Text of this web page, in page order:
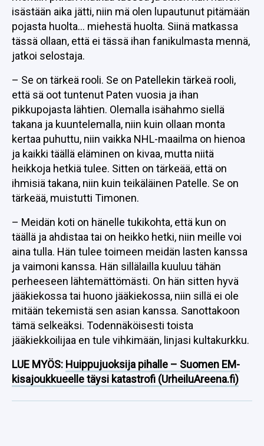
isästään aika jätti, niin mä olen lupautunut pitämään
pojasta huolta… miehestä huolta. Siinä matkassa
tässä ollaan, että ei tässä ihan fanikulmasta mennä,
jatkoi selostaja.
– Se on tärkeä rooli. Se on Patellekin tärkeä rooli,
että sä oot tuntenut Paten vuosia ja ihan
pikkupojasta lähtien. Olemalla isähahmo siellä
takana ja kuuntelemalla, niin kuin ollaan monta
kertaa puhuttu, niin vaikka NHL-maailma on hienoa
ja kaikki täällä eläminen on kivaa, mutta niitä
heikkoja hetkiä tulee. Sitten on tärkeää, että on
ihmisiä takana, niin kuin teikäläinen Patelle. Se on
tärkeää, muistutti Timonen.
– Meidän koti on hänelle tukikohta, että kun on
täällä ja ahdistaa tai on heikko hetki, niin meille voi
aina tulla. Hän tulee toimeen meidän lasten kanssa
ja vaimoni kanssa. Hän sillälailla kuuluu tähän
perheeseen lähtemättömästi. On hän sitten hyvä
jääkiekossa tai huono jääkiekossa, niin sillä ei ole
mitään tekemistä sen asian kanssa. Sanottakoon
tämä selkeäksi. Todennäköisesti toista
jääkiekkoilijaa en tule vihkimään, linjasi kultakurkku.
LUE MYÖS: Huippujuoksija pihalle – Suomen EM-
kisajoukkueelle täysi katastrofi (UrheiluAreena.fi)